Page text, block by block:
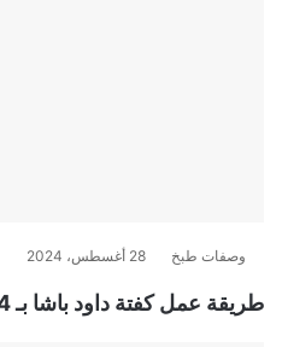
وصفات طبخ 28 أغسطس، 2024
طريقة عمل كفتة داود باشا بـ 4 وصفات مختلفة